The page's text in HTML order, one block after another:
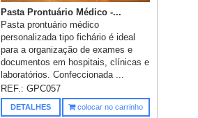
Pasta Prontuário Médico -...
Pasta prontuário médico
personalizada tipo fichário é ideal
para a organização de exames e
documentos em hospitais, clínicas e
laboratórios. Confeccionada ...
REF.:GPC057
DETALHES colocar no carrinho